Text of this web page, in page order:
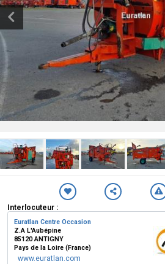
Interlocuteur :
Euratlan Centre Occasion
Z.A L'Aubépine
85120 ANTIGNY
Pays de la Loire (France)
www.euratlan.com